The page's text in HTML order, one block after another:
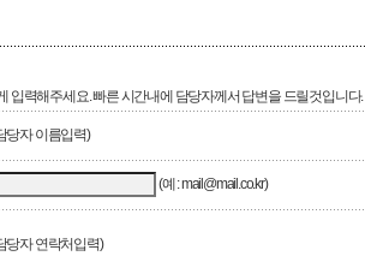
입력해주세요. 빠른 시간내에 담당자께서 답변을 드릴것입니다.
당자 이름입력)
(예 : mail@mail.co.kr)
당자 연락처입력)